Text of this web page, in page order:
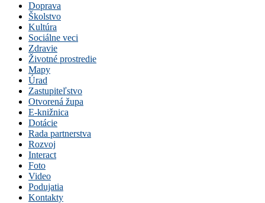
Doprava
Školstvo
Kultúra
Sociálne veci
Zdravie
Životné prostredie
Mapy
Úrad
Zastupiteľstvo
Otvorená župa
E-knižnica
Dotácie
Rada partnerstva
Rozvoj
Interact
Foto
Video
Podujatia
Kontakty